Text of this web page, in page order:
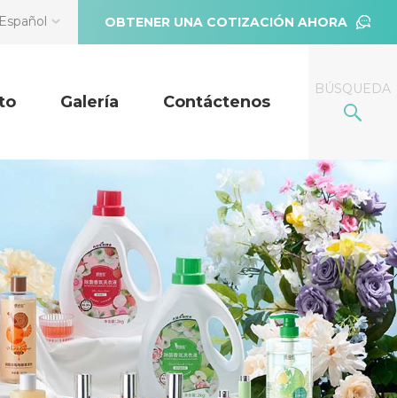
OBTENER UNA COTIZACIÓN AHORA
BÚSQUEDA
Galería Contáctenos